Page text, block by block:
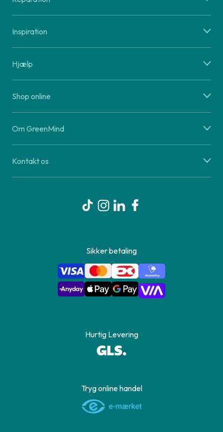
Inspiration
Hjælp
Shop online
Om GreenMind
Kontakt os
Sikker betaling
Hurtig Levering
Tryg online handel